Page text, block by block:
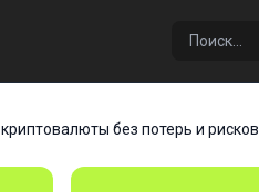
без потерь и рисков